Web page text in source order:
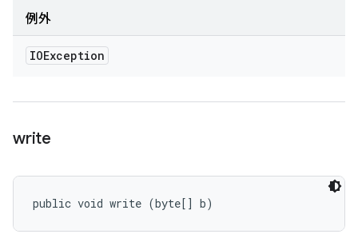
例外
IOException
write
public void write (byte[] b)